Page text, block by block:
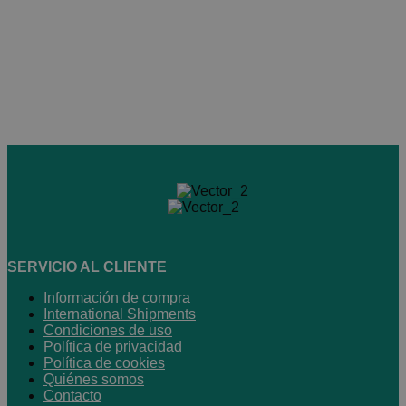
SERVICIO AL CLIENTE
Información de compra
International Shipments
Condiciones de uso
Política de privacidad
Política de cookies
Quiénes somos
Contacto